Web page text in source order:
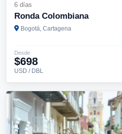
6 días
Ronda Colombiana
Bogotá, Cartagena
Desde
$698
USD / DBL